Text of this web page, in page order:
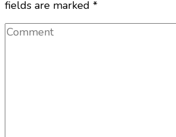
fields are marked *
Comment